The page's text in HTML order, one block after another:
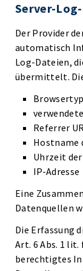
Server-
Der Provider
automatisch
Log-Dateien,
übermittelt.
Referrer
Hostname
Uhrzeit
IP-Adresse
Eine
Datenquellen
Die Erfassung
Art. 6 Abs. 1 lit.
berechtigtes